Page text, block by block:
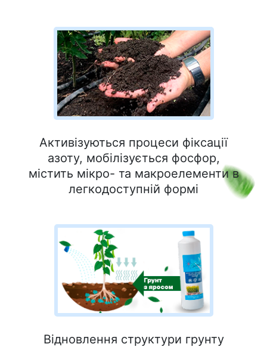
Активізуються процеси фіксації
азоту, мобілізується фосфор,
містить мікро- та макроелементи в
легкодоступній формі
Відновлення структури грунту